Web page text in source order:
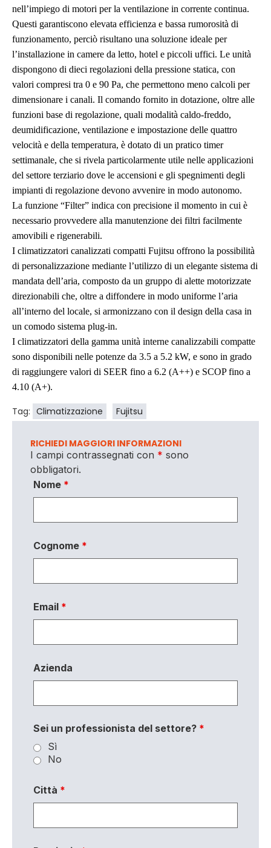
nell’impiego di motori per la ventilazione in corrente continua.
Questi garantiscono elevata efficienza e bassa rumorosità di
funzionamento, perciò risultano una soluzione ideale per
l’installazione in camere da letto, hotel e piccoli uffici. Le unità
dispongono di dieci regolazioni della pressione statica, con
valori compresi tra 0 e 90 Pa, che permettono meno calcoli per
dimensionare i canali. Il comando fornito in dotazione, oltre alle
funzioni base di regolazione, quali modalità caldo-freddo,
deumidificazione, ventilazione e impostazione delle quattro
velocità e della temperatura, è dotato di un pratico timer
settimanale, che si rivela particolarmente utile nelle applicazioni
del settore terziario dove le accensioni e gli spegnimenti degli
impianti di regolazione devono avvenire in modo autonomo.
La funzione “Filter” indica con precisione il momento in cui è
necessario provvedere alla manutenzione dei filtri facilmente
amovibili e rigenerabili.
I climatizzatori canalizzati compatti Fujitsu offrono la possibilità
di personalizzazione mediante l’utilizzo di un elegante sistema di
mandata dell’aria, composto da un gruppo di alette motorizzate
direzionabili che, oltre a diffondere in modo uniforme l’aria
all’interno del locale, si armonizzano con il design della casa in
un comodo sistema plug-in.
I climatizzatori della gamma unità interne canalizzabili compatte
sono disponibili nelle potenze da 3.5 a 5.2 kW, e sono in grado
di raggiungere valori di SEER fino a 6.2 (A++) e SCOP fino a
4.10 (A+).
Tag: Climatizzazione Fujitsu
RICHIEDI MAGGIORI INFORMAZIONI
I campi contrassegnati con * sono
obbligatori.
Nome *
Cognome *
Email *
Azienda
Sei un professionista del settore? *
Sì
No
Città *